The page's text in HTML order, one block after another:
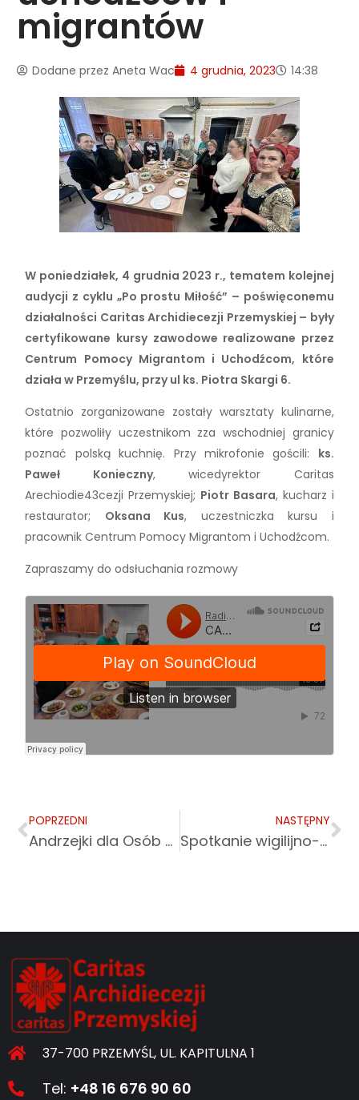
migrantów
Dodane przez Aneta Wac 4 grudnia, 2023 14:38
W poniedziałek, 4 grudnia 2023 r., tematem kolejnej
audycji z cyklu „Po prostu Miłość” – poświęconemu
działalności Caritas Archidiecezji Przemyskiej – były
certyfikowane kursy zawodowe realizowane przez
Centrum Pomocy Migrantom i Uchodźcom, które
działa w Przemyślu, przy ul ks. Piotra Skargi 6.
Ostatnio zorganizowane zostały warsztaty kulinarne,
które pozwoliły uczestnikom zza wschodniej granicy
poznać polską kuchnię. Przy mikrofonie gościli: ks.
Paweł Konieczny, wicedyrektor Caritas
Arechiodie43cezji Przemyskiej; Piotr Basara, kucharz i
restaurator; Oksana Kus, uczestniczka kursu i
pracownik Centrum Pomocy Migrantom i Uchodźcom.
Zapraszamy do odsłuchania rozmowy
POPRZEDNI
Andrzejki dla Osób z Niepełnosprawnością
NASTĘPNY
Spotkanie wigilijno-noworoczne dla osób starszych i samotnych
37-700 PRZEMYŚL, UL. KAPITULNA 1
Tel: +48 16 676 90 60